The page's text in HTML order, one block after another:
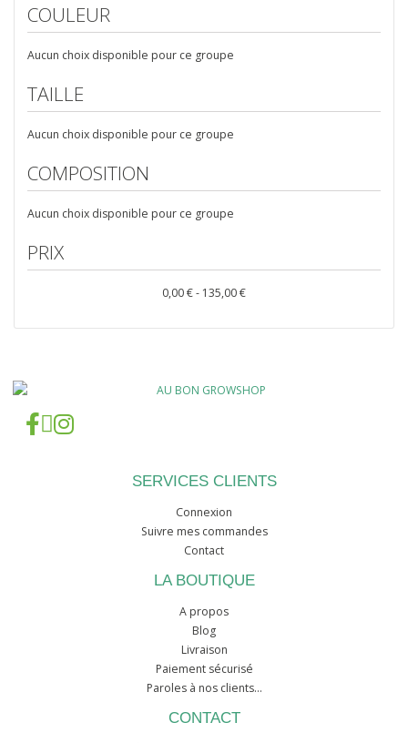
COULEUR
Aucun choix disponible pour ce groupe
TAILLE
Aucun choix disponible pour ce groupe
COMPOSITION
Aucun choix disponible pour ce groupe
PRIX
0,00 € - 135,00 €
SERVICES CLIENTS
Connexion
Suivre mes commandes
Contact
LA BOUTIQUE
A propos
Blog
Livraison
Paiement sécurisé
Paroles à nos clients...
CONTACT